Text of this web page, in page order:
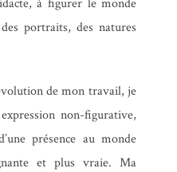
à figurer le monde
portraits, des natures
de mon travail, je
non-figurative,
présence au monde
et plus vraie. Ma